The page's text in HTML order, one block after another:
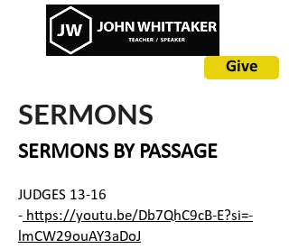
Give
SERMONS
SERMONS BY PASSAGE
JUDGES 13-16
- https://youtu.be/Db7QhC9cB-E?si=-
lmCW29ouAY3aDoJ